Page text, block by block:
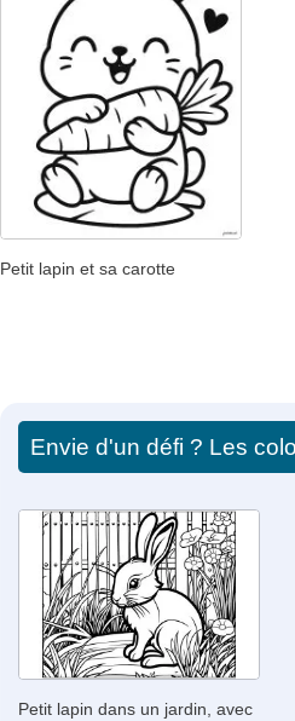
Petit lapin et sa carotte
Envie d'un défi ? Les
Petit lapin dans un jardin, avec